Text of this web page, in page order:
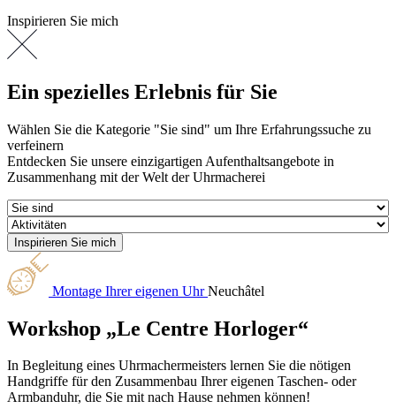
Inspirieren Sie mich
Ein spezielles Erlebnis für Sie
Wählen Sie die Kategorie "Sie sind" um Ihre Erfahrungssuche zu
verfeinern
Entdecken Sie unsere einzigartigen Aufenthaltsangebote in
Zusammenhang mit der Welt der Uhrmacherei
Montage Ihrer eigenen Uhr Neuchâtel
Workshop „Le Centre Horloger“
In Begleitung eines Uhrmachermeisters lernen Sie die nötigen
Handgriffe für den Zusammenbau Ihrer eigenen Taschen- oder
Armbanduhr, die Sie mit nach Hause nehmen können!